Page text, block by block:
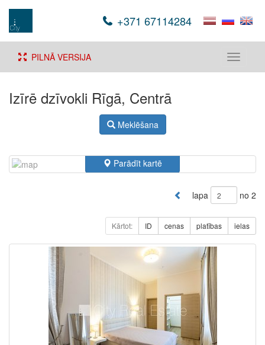
+371 67114284
Toggle
PILNĀ VERSIJA
Izīrē dzīvokli Rīgā, Centrā
Meklēšana
Parādīt kartē
lapa no 2
Kārtot: ID cenas platības ielas